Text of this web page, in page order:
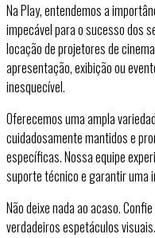
Na Play, entendemos a
impecável para o sucesso dos
locação de projetores de
apresentação, exibição ou
inesquecível.
Oferecemos uma ampla
cuidadosamente mantidos e
específicas. Nossa equipe
suporte técnico e garantir uma
Não deixe nada ao acaso.
verdadeiros espetáculos